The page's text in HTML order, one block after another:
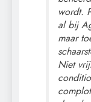
wordt.
al bij
maar
Niet